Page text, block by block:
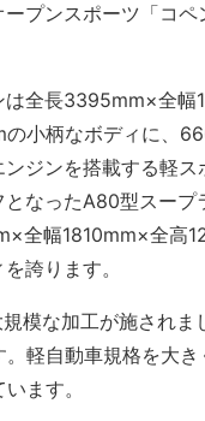
ープンスポーツ「コ
全長3395mm×全幅
の小柄なボディに、
ンジンを搭載する軽ス
となったA80型スープ
全幅1810mm×全高
誇ります。
模な加工が施されま
軽自動車規格を大き
ます。